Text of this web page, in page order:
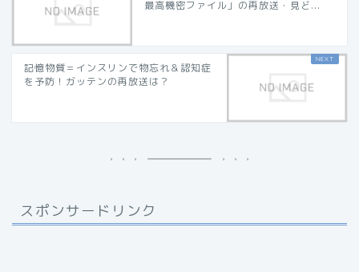
最高機密ファイル」の再放送・見ど...
記憶物質＝インスリンで物忘れ＆認知症
を予防！ガッテンの再放送は？
スポンサードリンク